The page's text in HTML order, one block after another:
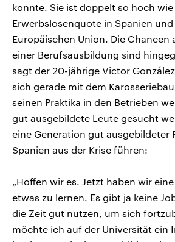
konnte. Sie ist doppelt so hoch
Erwerbslosenquote in Spanien
Europäischen Union. Die Chancen
einer Berufsausbildung sind
sagt der 20-jährige Victor
sich gerade mit dem
seinen Praktika in den Betrieben
gut ausgebildete Leute gesucht
eine Generation gut ausgebildeter
Spanien aus der Krise führen:
„Hoffen wir es. Jetzt haben wir
etwas zu lernen. Es gibt ja keine
die Zeit gut nutzen, um sich
möchte ich auf der Universität ein